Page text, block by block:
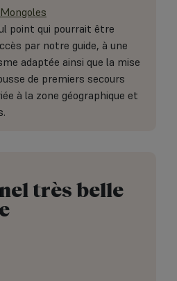
point qui pourrait être
par notre guide, à une
adaptée ainsi que la mise
de premiers secours
à la zone géographique et
très belle